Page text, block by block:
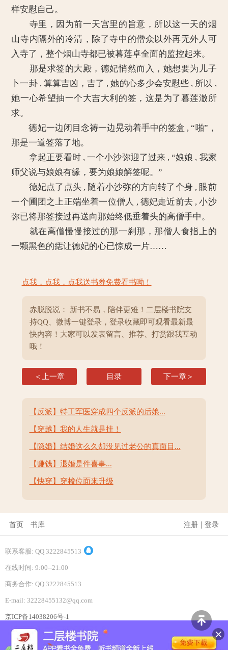
样安慰自己。
寺里，因为前一天宫里的旨意，所以这一天的烟
山寺内隔外的冷清，除了寺中的僧众以外再无外人可
入寺了，整个烟山寺都已被暮莲卓全面的监控起来。
那是求签的大殿，德妃悄然而入，她想要为儿子
卜一卦 , 算算吉凶，吉了 , 她的心多少会安慰些 , 所以 ,
她一心希望抽一个大吉大利的签，这是为了暮莲澈所
求。
德妃一边闭目念祷一边晃动着手中的签盒 , “啪”，
那是一道签落了地。
拿起正要看时 , 一个小沙弥迎了过来 , “娘娘 , 我家
师父说与娘娘有缘，要为娘娘解签呢。”
德妃点了点头 , 随着小沙弥的方向转了个身 , 眼前
一个圃团之上正端坐着一位僧人 , 德妃走近前去 , 小沙
弥已将那签接过再送向那始终低垂着头的高僧手中。
就在高僧慢慢接过的那一刹那，那僧人食指上的
一颗黑色的痣让德妃的心已惊成一片……
点我，点我，点我送书券免费看书呦！
赤脱脱说： 新书不易，陪伴更难！二层楼书院支
持QQ、微博一键登录，登录收藏即可观看最新最
快内容！大家可以发表留言、推荐、打赏跟我互动
哦！
＜上一章 目录 下一章＞
【反派】特工军医穿成四个反派的后娘...
【穿越】我的人生就是挂！
【隐婚】结婚这么久却没见过老公的真面目...
【赚钱】退婚是件喜事...
【快穿】穿梭位面来升级
首页 书库 注册 | 登录
联系客服: QQ 3222845513
在线时间: 9:00--21:00
商务合作: QQ 3222845513
E-mail: 32228455132@qq.com
京ICP备14038206号-1